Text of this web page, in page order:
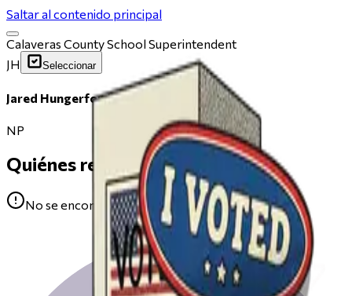
Saltar al contenido principal
Calaveras County School Superintendent
JH
Seleccionar
Jared Hungerford
NP
Quiénes respaldan
No se encontraron avales para Jared Hungerford.